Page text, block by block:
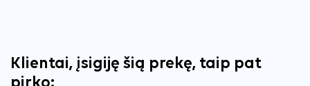
Klientai, įsigiję šią prekę, taip pat